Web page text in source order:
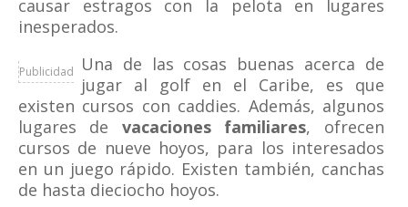
causar estragos con la pelota en lugares
inesperados.
Publicidad
Una de las cosas buenas acerca de
jugar al golf en el Caribe, es que
existen cursos con caddies. Además, algunos
lugares de vacaciones familiares, ofrecen
cursos de nueve hoyos, para los interesados
en un juego rápido. Existen también, canchas
de hasta dieciocho hoyos.